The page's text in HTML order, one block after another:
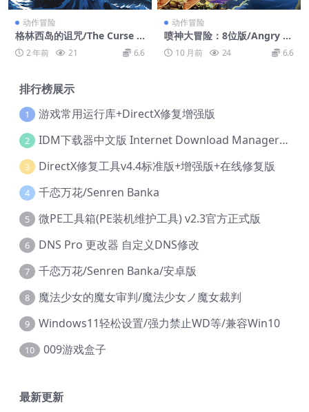
动作冒险
格林西岛的诅咒/The Curse O
f Grimsey Island
2 年前 21 6.6
动作冒险
喷神大冒险：8位版/Angry Vi
deo Game Nerd 8-bit
10 月前 24 6.6
排行榜展示
1 游戏常用运行库+DirectX修复增强版
2 IDM下载器中文版 Internet Download Manager v6.42.36 IDM
3 DirectX修复工具v4.4标准版+增强版+在线修复版
4 千恋万花/Senren Banka
5 微PE工具箱(PE装机维护工具) v2.3官方正式版
6 DNS Pro 更改器 自定义DNS修改
7 千恋万花/Senren Banka/安卓版
8 魔法少女的魔女审判/魔法少女ノ魔女裁判
9 Windows11轻松设置/强力禁止WD等/兼容Win10
10 009游戏盒子
最新更新